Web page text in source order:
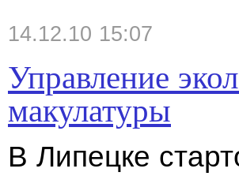
14.12.10 15:07
Управление
макулатуры
В Липецке